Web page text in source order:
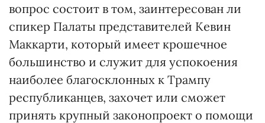
вопрос состоит в том, заинтересован ли
спикер Палаты представителей Кевин
Маккарти, который имеет крошечное
большинство и служит для успокоения
наиболее благосклонных к Трампу
республиканцев, захочет или сможет
принять крупный законопроект о помощи